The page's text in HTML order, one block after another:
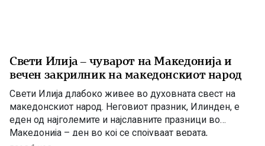
Свети Илија – чуварот на Македонија и
вечен закрилник на македонскиот народ
Свети Илија длабоко живее во духовната свест на
македонскиот народ. Неговиот празник, Илинден, е
еден од најголемите и најславните празници во
Македонија – ден во кој се спојуваат верата,